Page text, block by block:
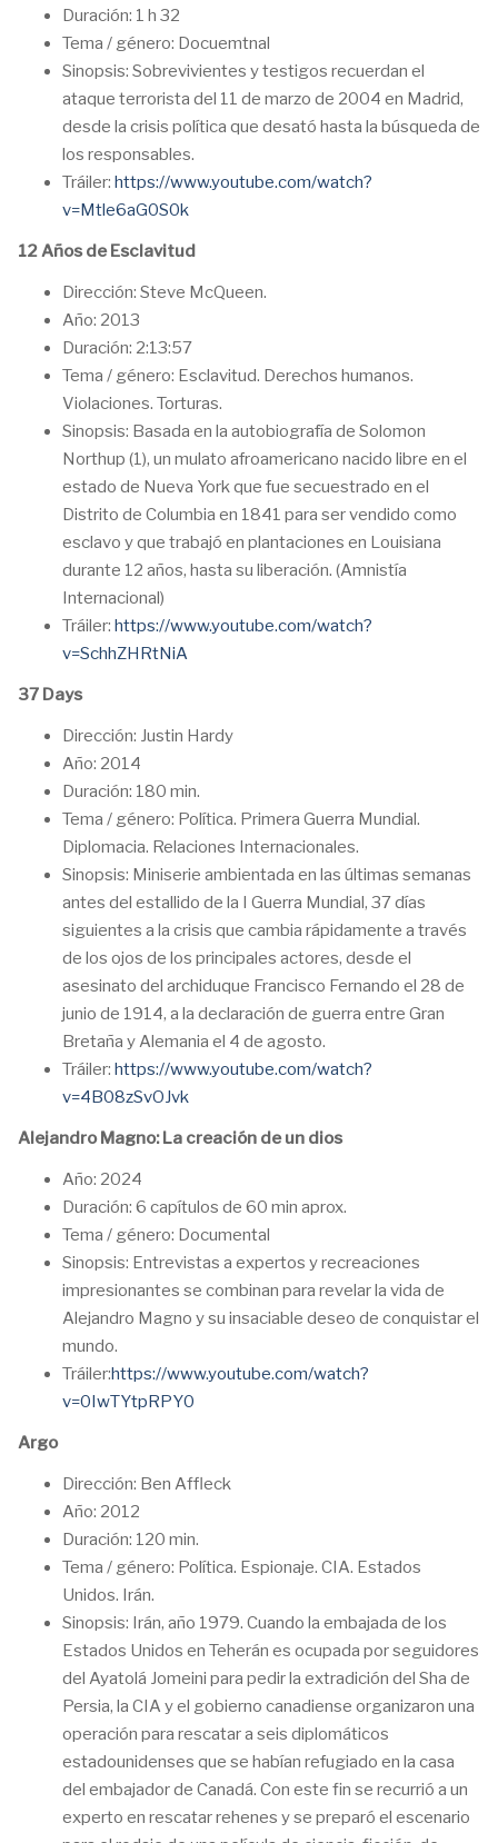
Duración: 1 h 32
Tema / género: Docuemtnal
Sinopsis: Sobrevivientes y testigos recuerdan el
ataque terrorista del 11 de marzo de 2004 en Madrid,
desde la crisis política que desató hasta la búsqueda de
los responsables.
Tráiler: https://www.youtube.com/watch?
v=Mtle6aG0S0k
12 Años de Esclavitud
Dirección: Steve McQueen.
Año: 2013
Duración: 2:13:57
Tema / género: Esclavitud. Derechos humanos.
Violaciones. Torturas.
Sinopsis: Basada en la autobiografía de Solomon
Northup (1), un mulato afroamericano nacido libre en el
estado de Nueva York que fue secuestrado en el
Distrito de Columbia en 1841 para ser vendido como
esclavo y que trabajó en plantaciones en Louisiana
durante 12 años, hasta su liberación. (Amnistía
Internacional)
Tráiler: https://www.youtube.com/watch?
v=SchhZHRtNiA
37 Days
Dirección: Justin Hardy
Año: 2014
Duración: 180 min.
Tema / género: Política. Primera Guerra Mundial.
Diplomacia. Relaciones Internacionales.
Sinopsis: Miniserie ambientada en las últimas semanas
antes del estallido de la I Guerra Mundial, 37 días
siguientes a la crisis que cambia rápidamente a través
de los ojos de los principales actores, desde el
asesinato del archiduque Francisco Fernando el 28 de
junio de 1914, a la declaración de guerra entre Gran
Bretaña y Alemania el 4 de agosto.
Tráiler: https://www.youtube.com/watch?
v=4B08zSvOJvk
Alejandro Magno: La creación de un dios
Año: 2024
Duración: 6 capítulos de 60 min aprox.
Tema / género: Documental
Sinopsis: Entrevistas a expertos y recreaciones
impresionantes se combinan para revelar la vida de
Alejandro Magno y su insaciable deseo de conquistar el
mundo.
Tráiler:https://www.youtube.com/watch?
v=0IwTYtpRPY0
Argo
Dirección: Ben Affleck
Año: 2012
Duración: 120 min.
Tema / género: Política. Espionaje. CIA. Estados
Unidos. Irán.
Sinopsis: Irán, año 1979. Cuando la embajada de los
Estados Unidos en Teherán es ocupada por seguidores
del Ayatolá Jomeini para pedir la extradición del Sha de
Persia, la CIA y el gobierno canadiense organizaron una
operación para rescatar a seis diplomáticos
estadounidenses que se habían refugiado en la casa
del embajador de Canadá. Con este fin se recurrió a un
experto en rescatar rehenes y se preparó el escenario